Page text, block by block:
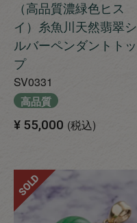
（高品質濃緑色ヒス
イ）糸魚川天然翡翠シ
ルバーペンダントトッ
プ
SV0331
高品質
¥ 55,000 税込
SOLD